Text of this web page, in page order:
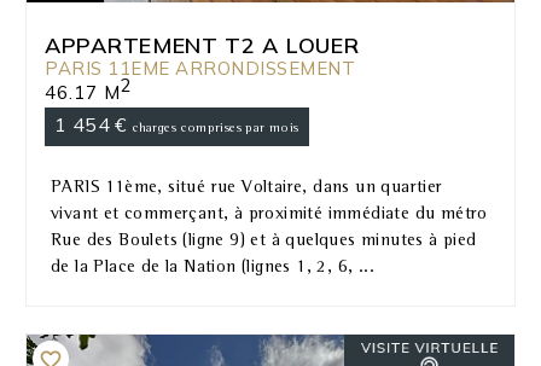
APPARTEMENT T2 A LOUER
PARIS 11EME ARRONDISSEMENT
46.17 M2
1 454 € charges comprises par mois
PARIS 11ème, situé rue Voltaire, dans un quartier
vivant et commerçant, à proximité immédiate du métro
Rue des Boulets (ligne 9) et à quelques minutes à pied
de la Place de la Nation (lignes 1, 2, 6, ...